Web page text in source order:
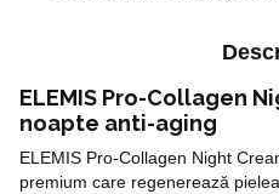
ELEMIS Pro-Collagen
noapte anti-aging
ELEMIS Pro-Collagen Night
premium care regenerează